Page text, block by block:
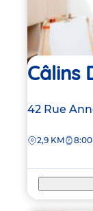
Câlins
Adresse
la
42 Rue
DISTANCE
2,9 KM